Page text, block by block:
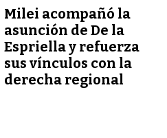
Milei acompañó la
asunción de De la
Espriella y refuerza
sus vínculos con la
derecha regional